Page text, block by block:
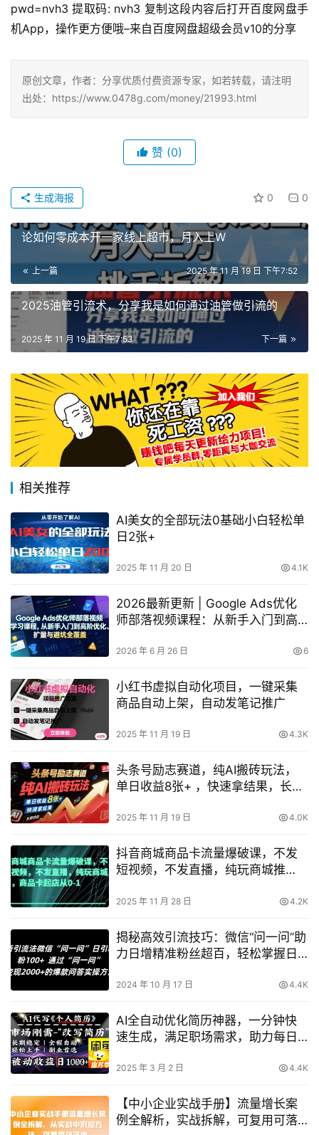
pwd=nvh3 提取码: nvh3 复制这段内容后打开百度网盘手
机App，操作更方便哦–来自百度网盘超级会员v10的分享
原创文章，作者：分享优质付费资源专家，如若转载，请注明
出处：https://www.0478g.com/money/21993.html
赞 (0)
0 0
生成海报
论如何零成本开一家线上超市，月入上W
上一篇 2025 年 11 月 19 日 下午7:52
2025油管引流术，分享我是如何通过油管做引流的
下一篇
2025 年 11 月 19 日 下午7:53
相关推荐
AI美女的全部玩法0基础小白轻松单
日2张+
2025 年 11 月 20 日 4.1K
2026最新更新 | Google Ads优化
师部落视频课程：从新手入门到高
2026 年 6 月 26 日 6
小红书虚拟自动化项目，一键采集
商品自动上架，自动发笔记推广
2025 年 11 月 19 日 4.3K
头条号励志赛道，纯AI搬砖玩法，
单日收益8张+ ，快速拿结果，长期
2025 年 11 月 19 日 4.0K
抖音商城商品卡流量爆破课，不发
短视频，不发直播，纯玩商城推
2025 年 11 月 28 日 4.2K
揭秘高效引流技巧：微信“问一问”助
力日增精准粉丝超百，轻松掌握日
2024 年 10 月 17 日 4.4K
AI全自动优化简历神器，一分钟快
速生成，满足职场需求，助力每日
2025 年 3 月 2 日 4.4K
【中小企业实战手册】流量增长案
例全解析，实战拆解，可复用可落